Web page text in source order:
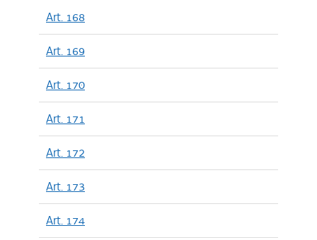
Art. 168
Art. 169
Art. 170
Art. 171
Art. 172
Art. 173
Art. 174